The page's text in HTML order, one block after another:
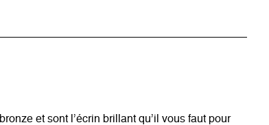
et sont l’écrin brillant qu’il vous faut pour